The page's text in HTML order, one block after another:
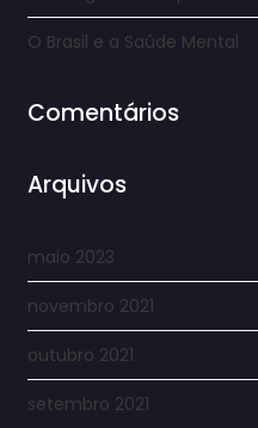
O Brasil e a Saúde Mental
Comentários
Arquivos
maio 2023
novembro 2021
outubro 2021
setembro 2021